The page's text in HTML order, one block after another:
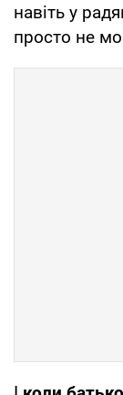
навіть у
просто не